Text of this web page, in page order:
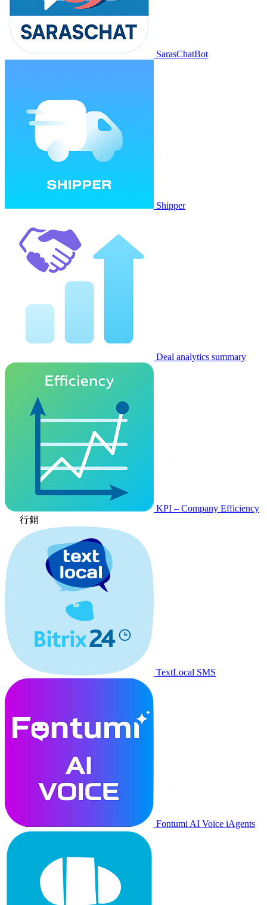
SarasChatBot
Shipper
Deal analytics summary
KPI – Company Efficiency
行銷
TextLocal SMS
Fontumi AI Voice iAgents